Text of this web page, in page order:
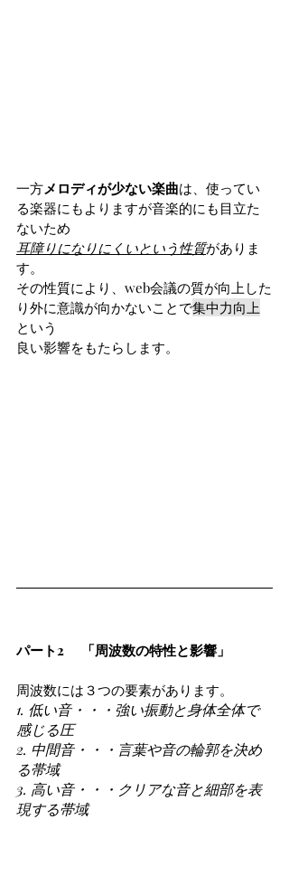
一方メロディが少ない楽曲は、使ってい
る楽器にもよりますが音楽的にも目立た
ないため
耳障りになりにくいという性質がありま
す。
その性質により、web会議の質が向上した
り外に意識が向かないことで集中力向上
という
良い影響をもたらします。
パート2 　「周波数の特性と影響」
周波数には３つの要素があります。
1. 低い音・・・強い振動と身体全体で
感じる圧
2. 中間音・・・言葉や音の輪郭を決め
る帯域
3. 高い音・・・クリアな音と細部を表
現する帯域